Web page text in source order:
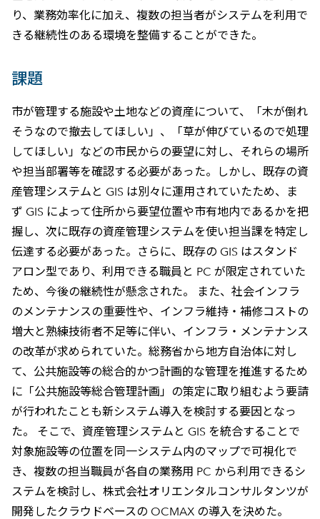
り、業務効率化に加え、複数の担当者がシステムを利用で
きる継続性のある環境を整備することができた。
課題
市が管理する施設や土地などの資産について、「木が倒れ
そうなので撤去してほしい」、「草が伸びているので処理
してほしい」などの市民からの要望に対し、それらの場所
や担当部署等を確認する必要があった。しかし、既存の資
産管理システムと GIS は別々に運用されていたため、ま
ず GIS によって住所から要望位置や市有地内であるかを把
握し、次に既存の資産管理システムを使い担当課を特定し
伝達する必要があった。さらに、既存の GIS はスタンド
アロン型であり、利用できる職員と PC が限定されていた
ため、今後の継続性が懸念された。 また、社会インフラ
のメンテナンスの重要性や、インフラ維持・補修コストの
増大と熟練技術者不足等に伴い、インフラ・メンテナンス
の改革が求められていた。総務省から地方自治体に対し
て、公共施設等の総合的かつ計画的な管理を推進するため
に「公共施設等総合管理計画」の策定に取り組むよう要請
が行われたことも新システム導入を検討する要因となっ
た。 そこで、資産管理システムと GIS を統合することで
対象施設等の位置を同一システム内のマップで可視化で
き、複数の担当職員が各自の業務用 PC から利用できるシ
ステムを検討し、株式会社オリエンタルコンサルタンツが
開発したクラウドベースの OCMAX の導入を決めた。